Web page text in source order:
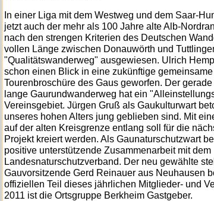
In einer Liga mit dem Westweg und dem Saar-
jetzt auch der mehr als 100 Jahre alte Alb-
nach den strengen Kriterien des Deutschen
vollen Länge zwischen Donauwörth und
"Qualitätswanderweg" ausgewiesen. Ulrich
schon einen Blick in eine zukünftige
Tourenbroschüre des Gaus geworfen. Der
lange Gaurundwanderweg hat ein
Vereinsgebiet. Jürgen Gruß als Gaukulturwart
unseres hohen Alters jung geblieben sind. Mit
auf der alten Kreisgrenze entlang soll für die
Projekt kreiert werden. Als Gaunaturschutzwart
positive unterstützende Zusammenarbeit mit dem
Landesnaturschutzverband. Der neu gewählte
Gauvorsitzende Gerd Reinauer aus Neuhausen
offiziellen Teil dieses jährlichen Mitglieder- und
2011 ist die Ortsgruppe Berkheim Gastgeber.